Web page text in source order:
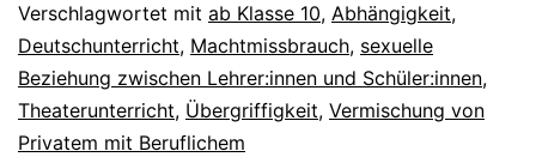
Verschlagwortet mit ab Klasse 10, Abhängigkeit,
Deutschunterricht, Machtmissbrauch, sexuelle
Beziehung zwischen Lehrer:innen und Schüler:innen,
Theaterunterricht, Übergriffigkeit, Vermischung von
Privatem mit Beruflichem